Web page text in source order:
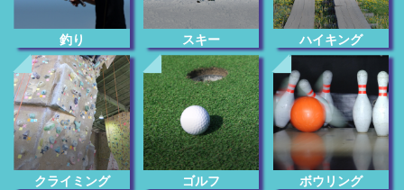
釣り スキー ハイキング
クライミング ゴルフ ボウリング